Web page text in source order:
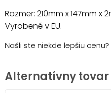
Rozmer: 210mm x 147mm x
Vyrobené v EU.
Našli ste niekde lepšiu cenu?
Alternatívny tovar